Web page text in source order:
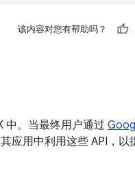
该内容对您有帮助吗？
中。当最终用户通过
应用中利用这些 API，以